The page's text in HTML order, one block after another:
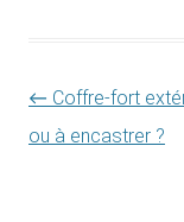
Navigation des
← Coffre-fort
ou à encastrer ?